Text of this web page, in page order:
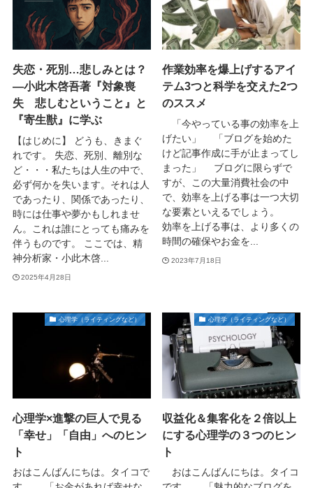
失恋・死別…悲しみとは？
—小此木啓吾著『対象喪
失 悲しむということ』と
『寄生獣』に学ぶ
【はじめに】 どうも、きまぐ
れです。 失恋、死別、離別な
ど・・・私たちは人生の中で、
必ず何かを失います。それは人
であったり、関係であったり、
時には仕事や夢かもしれませ
ん。これは誰にとっても痛みを
伴うものです。 ここでは、精
神分析家・小此木啓...
2025年4月28日
作業効率を爆上げするアイ
テム3つと科学を交えた2つ
のススメ
「今やっている事の効率を上
げたい」 「ブログを始めた
けど記事作成に手が止まってし
まった」 ブログに限らずで
すが、この大量消費社会の中
で、効率を上げる事は一つ大切
な要素といえるでしょう。
効率を上げる事は、より多くの
時間の確保やお金を...
2023年7月18日
心理学（ライティングなど）
心理学×進撃の巨人で見る
「幸せ」「自由」へのヒン
ト
おはこんばんにちは。タイコで
心理学（ライティングなど）
収益化＆集客化を２倍以上
にする心理学の３つのヒン
ト
おはこんばんにちは。タイコ